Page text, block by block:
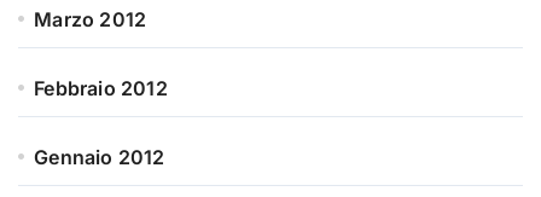
Marzo 2012
Febbraio 2012
Gennaio 2012